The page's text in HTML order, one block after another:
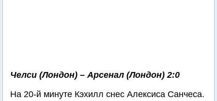
Челси (Лондон) – Арсенал (Лондон) 2:0
На 20-й минуте Кэхилл снес Алексиса Санчеса.